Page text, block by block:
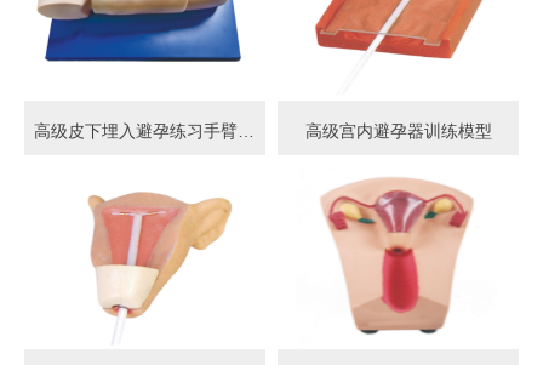
高级皮下埋入避孕练习手臂模型 高级宫内避孕器训练模型